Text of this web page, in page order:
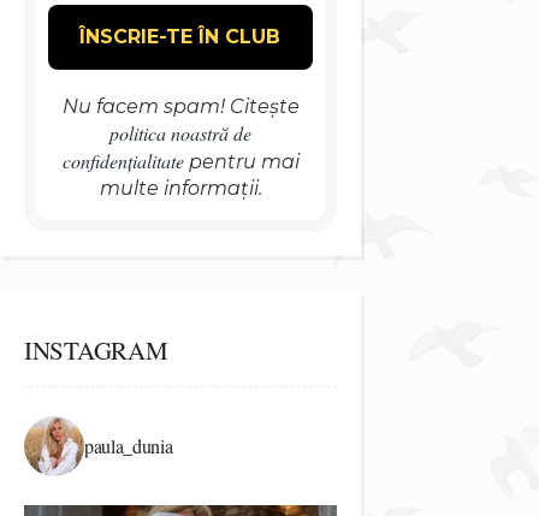
Nu facem spam! Citește
politica noastră de
confidențialitatepentru mai
multe informații.
INSTAGRAM
paula_dunia